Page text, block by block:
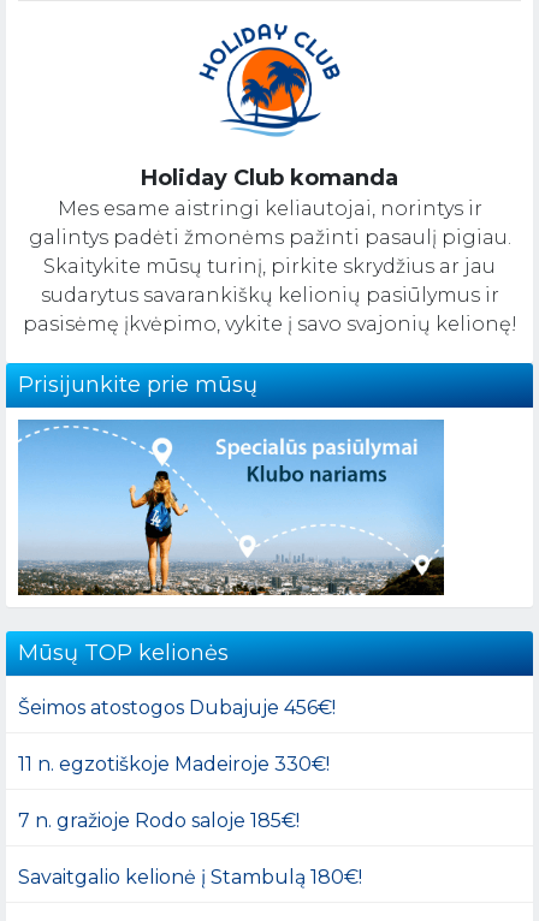
Holiday Club komanda
Mes esame aistringi keliautojai, norintys ir
galintys padėti žmonėms pažinti pasaulį pigiau.
Skaitykite mūsų turinį, pirkite skrydžius ar jau
sudarytus savarankiškų kelionių pasiūlymus ir
pasisėmę įkvėpimo, vykite į savo svajonių kelionę!
Prisijunkite prie mūsų
Mūsų TOP kelionės
Šeimos atostogos Dubajuje 456€!
11 n. egzotiškoje Madeiroje 330€!
7 n. gražioje Rodo saloje 185€!
Savaitgalio kelionė į Stambulą 180€!